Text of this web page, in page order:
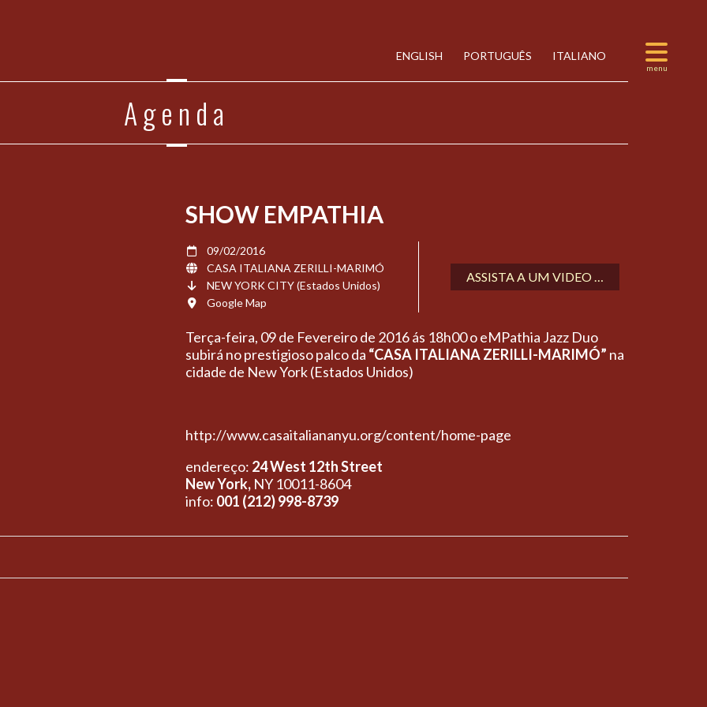
ENGLISH PORTUGUÊS ITALIANO
Agenda
SHOW EMPATHIA
09/02/2016
CASA ITALIANA ZERILLI-MARIMÓ
NEW YORK CITY (Estados Unidos)
Google Map
ASSISTA A UM VIDEO …
Terça-feira, 09 de Fevereiro de 2016 ás 18h00 o eMPathia Jazz Duo
subirá no prestigioso palco da “CASA ITALIANA ZERILLI-MARIMÓ” na
cidade de New York (Estados Unidos)
http://www.casaitaliananyu.org/content/home-page
endereço: 24 West 12th Street
New York, NY 10011-8604
info: 001 (212) 998-8739